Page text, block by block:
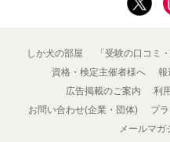
しか犬の部屋 「受験の口コミ
資格・検定主催者様へ
報
広告掲載のご案内
利
お問い合わせ(企業・団体)
プ
メールマガ